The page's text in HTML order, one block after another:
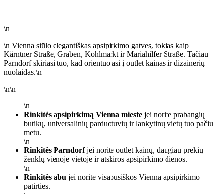
\n
\n Vienna siūlo elegantiškas apsipirkimo gatves, tokias kaip
Kärntner Straße, Graben, Kohlmarkt ir Mariahilfer Straße. Tačiau
Parndorf skiriasi tuo, kad orientuojasi į outlet kainas ir dizainerių
nuolaidas.\n
\n\n
\n
Rinkitės apsipirkimą Vienna mieste jei norite prabangių
butikų, universalinių parduotuvių ir lankytinų vietų tuo pačiu
metu.
\n
Rinkitės Parndorfjei norite outlet kainų, daugiau prekių
ženklų vienoje vietoje ir atskiros apsipirkimo dienos.
\n
Rinkitės abu jei norite visapusiškos Vienna apsipirkimo
patirties.